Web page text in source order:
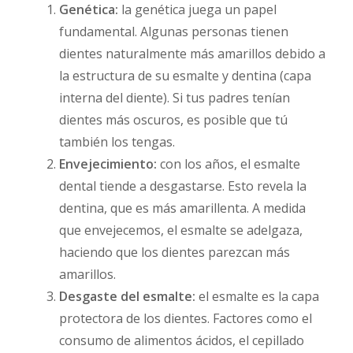
Genética: la genética juega un papel
fundamental. Algunas personas tienen
dientes naturalmente más amarillos debido a
la estructura de su esmalte y dentina (capa
interna del diente). Si tus padres tenían
dientes más oscuros, es posible que tú
también los tengas.
Envejecimiento: con los años, el esmalte
dental tiende a desgastarse. Esto revela la
dentina, que es más amarillenta. A medida
que envejecemos, el esmalte se adelgaza,
haciendo que los dientes parezcan más
amarillos.
Desgaste del esmalte: el esmalte es la capa
protectora de los dientes. Factores como el
consumo de alimentos ácidos, el cepillado